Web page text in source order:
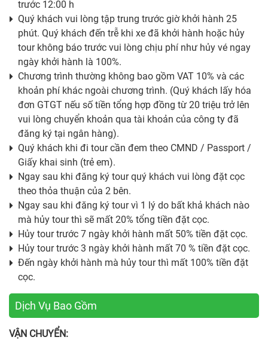
trước 12:00 h
Quý khách vui lòng tập trung trước giờ khởi hành 25
phút. Quý khách đến trễ khi xe đã khởi hành hoặc hủy
tour không báo trước vui lòng chịu phí như hủy vé ngay
ngày khởi hành là 100%.
Chương trình thường không bao gồm VAT 10% và các
khoản phí khác ngoài chương trình. (Quý khách lấy hóa
đơn GTGT nếu số tiền tổng hợp đồng từ 20 triệu trở lên
vui lòng chuyển khoản qua tài khoản của công ty đã
đăng ký tại ngân hàng).
Quý khách khi đi tour cần đem theo CMND / Passport /
Giấy khai sinh (trẻ em).
Ngay sau khi đăng ký tour quý khách vui lòng đặt cọc
theo thỏa thuận của 2 bên.
Ngay sau khi đăng ký tour vì 1 lý do bất khả khách nào
mà hủy tour thì sẽ mất 20% tổng tiền đặt cọc.
Hủy tour trước 7 ngày khởi hành mất 50% tiền đặt cọc.
Hủy tour trước 3 ngày khởi hành mất 70 % tiền đặt cọc.
Đến ngày khởi hành mà hủy tour thì mất 100% tiền đặt
cọc.
Dịch Vụ Bao Gồm
VẬN CHUYỂN: